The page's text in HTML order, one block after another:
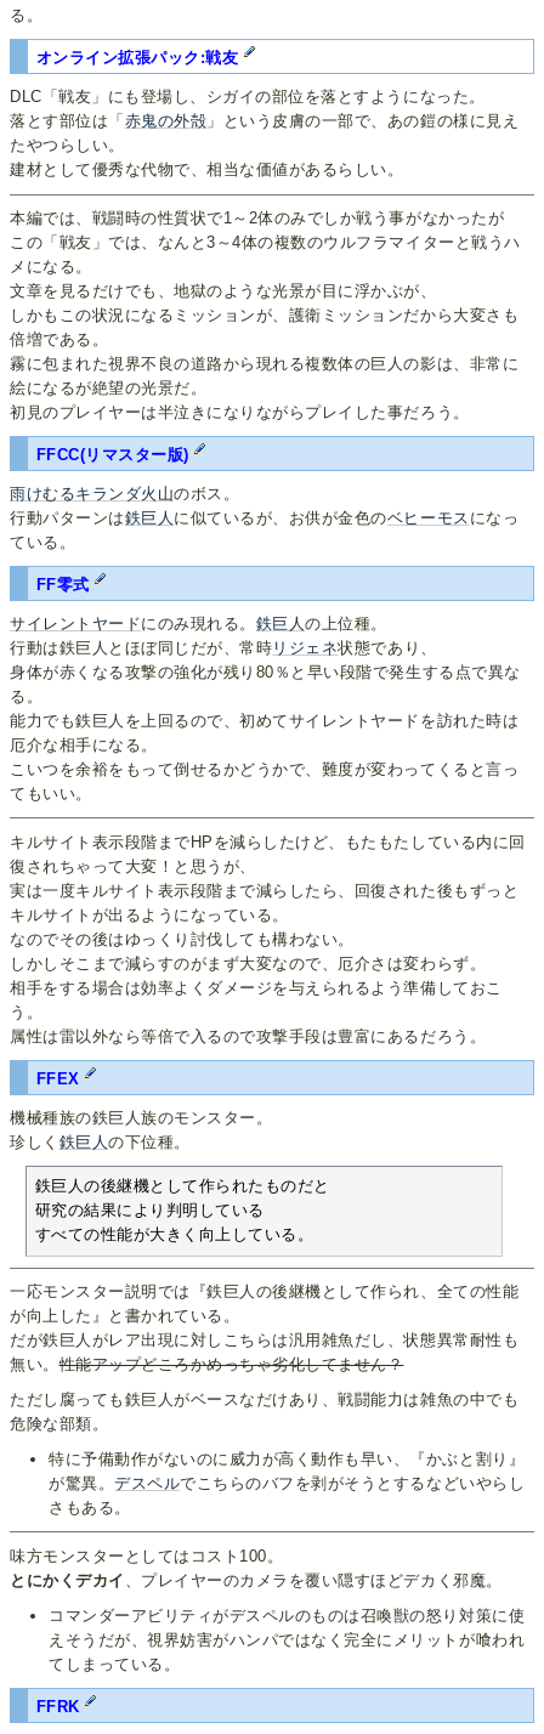
る。
オンライン拡張パック:戦友
DLC「戦友」にも登場し、シガイの部位を落とすようになった。
落とす部位は「 赤鬼の外殻 」という皮膚の一部で、あの鎧の様に見え
たやつらしい。
建材として優秀な代物で、相当な価値があるらしい。
本編では、戦闘時の性質状で1～2体のみでしか戦う事がなかったが
この「戦友」では、なんと3～4体の複数のウルフラマイターと戦うハ
メになる。
文章を見るだけでも、地獄のような光景が目に浮かぶが、
しかもこの状況になるミッションが、護衛ミッションだから大変さも
倍増である。
霧に包まれた視界不良の道路から現れる複数体の巨人の影は、非常に
絵になるが絶望の光景だ。
初見のプレイヤーは半泣きになりながらプレイした事だろう。
FFCC(リマスター版)
雨けむるキランダ火山のボス。
行動パターンは鉄巨人 に似ているが、お供が金色のベヒーモス になっ
ている。
FF零式
サイレントヤードにのみ現れる。 鉄巨人の上位種。
行動は鉄巨人とほぼ同じだが、常時 リジェネ状態であり、
身体が赤くなる攻撃の強化が残り80％と早い段階で発生する点で異な
る。
能力でも鉄巨人を上回るので、初めてサイレントヤードを訪れた時は
厄介な相手になる。
こいつを余裕をもって倒せるかどうかで、難度が変わってくると言っ
てもいい。
キルサイト表示段階までHPを減らしたけど、もたもたしている内に回
復されちゃって大変！と思うが、
実は一度キルサイト表示段階まで減らしたら、回復された後もずっと
キルサイトが出るようになっている。
なのでその後はゆっくり討伐しても構わない。
しかしそこまで減らすのがまず大変なので、厄介さは変わらず。
相手をする場合は効率よくダメージを与えられるよう準備しておこ
う。
属性は雷以外なら等倍で入るので攻撃手段は豊富にあるだろう。
FFEX
機械種族の鉄巨人族のモンスター。
珍しく 鉄巨人の下位種。
鉄巨人の後継機として作られたものだと
研究の結果により判明している
すべての性能が大きく向上している。
一応モンスター説明では『鉄巨人の後継機として作られ、全ての性能
が向上した』と書かれている。
だが鉄巨人がレア出現に対しこちらは汎用雑魚だし、状態異常耐性も
無い。性能アップどころかめっちゃ劣化してません？
ただし腐っても鉄巨人がベースなだけあり、戦闘能力は雑魚の中でも
危険な部類。
特に予備動作がないのに威力が高く動作も早い、『かぶと割り』
が驚異。デスペルでこちらのバフを剥がそうとするなどいやらし
さもある。
味方モンスターとしてはコスト100。
とにかくデカイ
、プレイヤーのカメラを覆い隠すほどデカく邪魔。
コマンダーアビリティがデスペルのものは召喚獣の怒り対策に使
えそうだが、視界妨害がハンパではなく完全にメリットが喰われ
てしまっている。
FFRK